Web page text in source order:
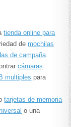
tienda online para
de mochilas
de campaña.
cámaras
multiples para
tarjetas de memoria
o una